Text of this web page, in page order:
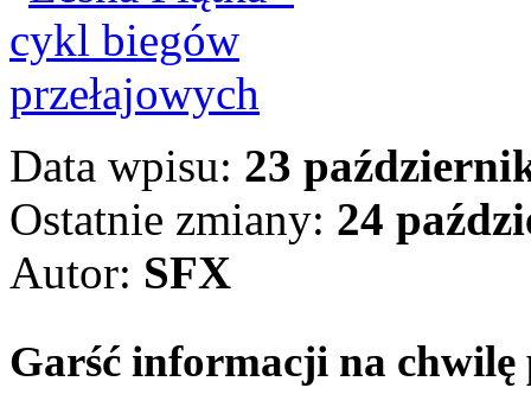
Data wpisu: 23
Ostatnie zmiany: 24
Autor: SFX
Garść informacji na chwilę